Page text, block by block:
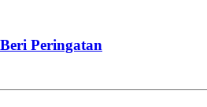
Peringatan